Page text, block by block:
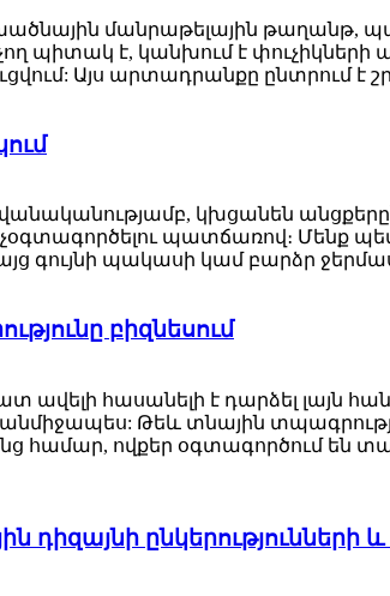
մանրաթելային թաղանթ,
պիտակ է, կանխում է փուչիկների
Այս արտադրանքը ընտրում է
կխցանեն
պատճառով։ Մենք
գույնի պակասի կամ բարձր
բիզնեսում
ավելի հասանելի է դարձել լայն
անմիջապես: Թեև տնային
համար, ովքեր օգտագործում են
դիզայնի ընկերությունների